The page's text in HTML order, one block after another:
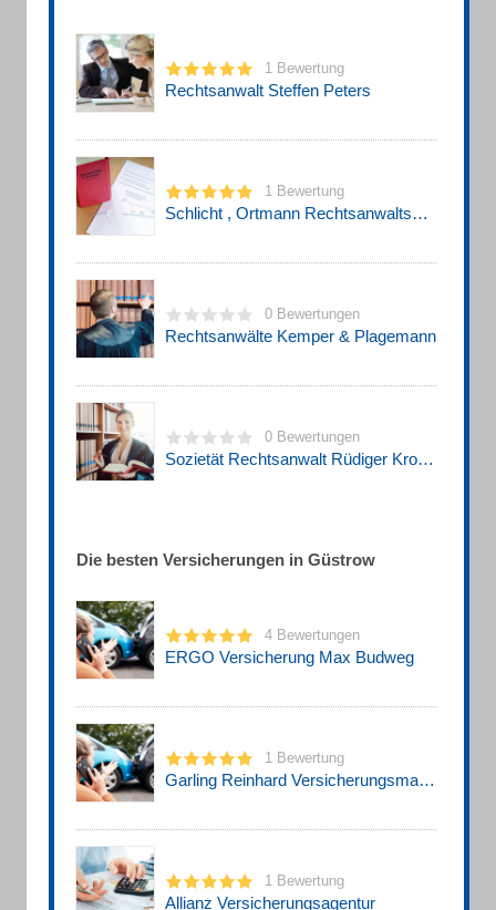
1 Bewertung
Rechtsanwalt Steffen Peters
1 Bewertung
Schlicht , Ortmann Rechtsanwaltsbüro
0 Bewertungen
Rechtsanwälte Kemper & Plagemann
0 Bewertungen
Sozietät Rechtsanwalt Rüdiger Kroll Steuerberaterin Simone Kroll-Mertineit
Die besten Versicherungen in Güstrow
4 Bewertungen
ERGO Versicherung Max Budweg
1 Bewertung
Garling Reinhard Versicherungsmakler
1 Bewertung
Allianz Versicherungsagentur